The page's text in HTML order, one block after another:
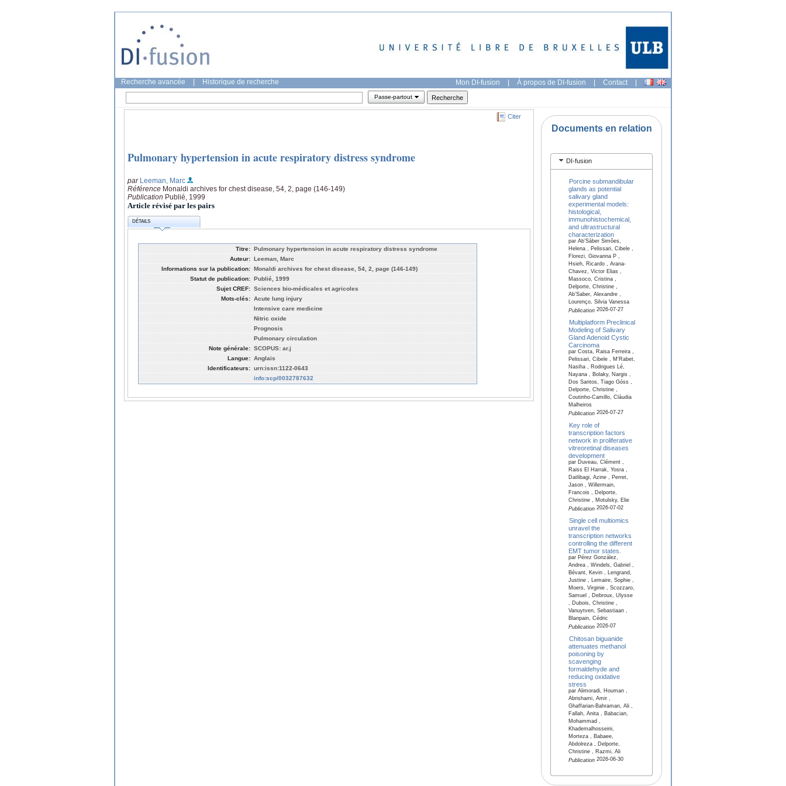
Recherche avancée Historique de recherche Mon DI-fusion | À propos de DI-fusion | Contact |
Passe-partout
Citer
Pulmonary hypertension in acute respiratory distress syndrome
par Leeman, Marc
Référence Monaldi archives for chest disease, 54, 2, page (146-149)
Publication Publié, 1999
Article révisé par les pairs
DÉTAILS
Titre: Pulmonary hypertension in acute respiratory distress syndrome
Auteur: Leeman, Marc
Informations sur la publication: Monaldi archives for chest disease, 54, 2, page (146-149)
Statut de publication: Publié, 1999
Sujet CREF: Sciences bio-médicales et agricoles
Mots-clés: Acute lung injury
Intensive care medicine
Nitric oxide
Prognosis
Pulmonary circulation
Note générale: SCOPUS: ar.j
Langue: Anglais
Identificateurs: urn:issn:1122-0643
info:scp/0032787632
Documents en relation
DI-fusion
Porcine submandibular
glands as potential
salivary gland
experimental models:
histological,
immunohistochemical,
and ultrastructural
characterization
par Ab’Sáber Simões,
Helena , Pelissari, Cibele ,
Florezi, Giovanna P ,
Hsieh, Ricardo , Arana-
Chavez, Victor Elias ,
Massoco, Cristina ,
Delporte, Christine ,
Ab’Saber, Alexandre ,
Lourenço, Silvia Vanessa
Publication2026-07-27
Multiplatform Preclinical
Modeling of Salivary
Gland Adenoid Cystic
Carcinoma
par Costa, Raisa Ferreira ,
Pelissari, Cibele , M'Rabet,
Nasiha , Rodrigues Lé,
Nayana , Bolaky, Nargis ,
Dos Santos, Tiago Góss ,
Delporte, Christine ,
Coutinho-Camillo, Cláudia
Malheiros
Publication2026-07-27
Key role of
transcription factors
network in proliferative
vitreoretinal diseases
development
par Duveau, Clément ,
Raiss El Harrak, Yosra ,
Datlibagi, Azine , Perret,
Jason , Willermain,
Francois , Delporte,
Christine , Motulsky, Elie
Publication2026-07-02
Single cell multiomics
unravel the
transcription networks
controlling the different
EMT tumor states.
par Pérez González,
Andrea , Windels, Gabriel ,
Bévant, Kevin , Lengrand,
Justine , Lemaire, Sophie ,
Moers, Virginie , Scozzaro,
Samuel , Debroux, Ulysse
, Dubois, Christine ,
Vanuytven, Sebastiaan ,
Blanpain, Cédric
Publication2026-07
Chitosan biguanide
attenuates methanol
poisoning by
scavenging
formaldehyde and
reducing oxidative
stress
par Alimoradi, Houman ,
Abrishami, Amir ,
Ghaffarian-Bahraman, Ali ,
Fallah, Anita , Babacian,
Mohammad ,
Khademalhosseini,
Morteza , Babaee,
Abdolreza , Delporte,
Christine , Razmi, Ali
Publication2026-06-30